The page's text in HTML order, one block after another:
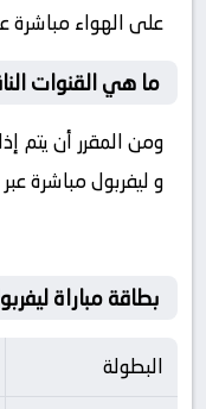
على الهواء مباشرة
ما هي القنوات
ومن المقرر أن يتم
و ليفربول مباشرة
بطاقة مباراة
البطولة